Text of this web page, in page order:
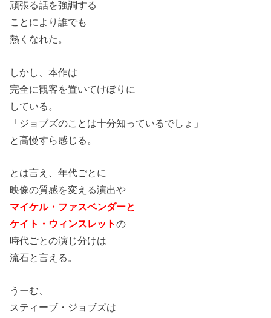
頑張る話を強調する
ことにより誰でも
熱くなれた。
しかし、本作は
完全に観客を置いてけぼりに
している。
「ジョブズのことは十分知っているでしょ」
と高慢すら感じる。
とは言え、年代ごとに
映像の質感を変える演出や
マイケル・ファスベンダーと
ケイト・ウィンスレットの
時代ごとの演じ分けは
流石と言える。
うーむ、
スティーブ・ジョブズは